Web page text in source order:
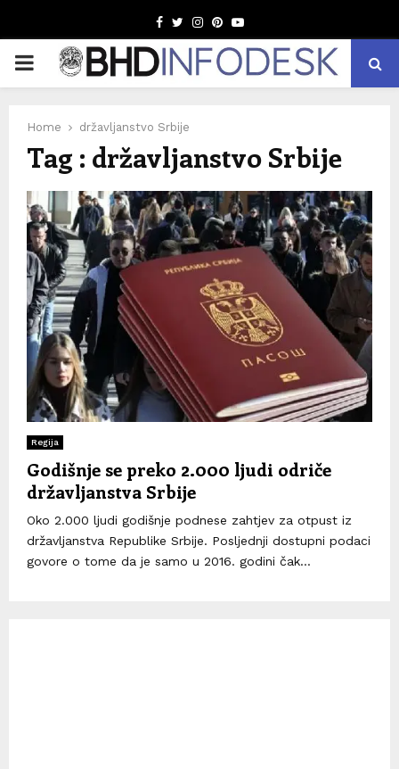
Facebook
TwitterInstagram
Pinterest
Youtube
PRIMARY
Home državljanstvo Srbije
Tag : državljanstvo Srbije
Regija
Godišnje se preko 2.000 ljudi odriče
državljanstva Srbije
Oko 2.000 ljudi godišnje podnese zahtjev za otpust iz
državljanstva Republike Srbije. Posljednji dostupni podaci
govore o tome da je samo u 2016. godini čak...